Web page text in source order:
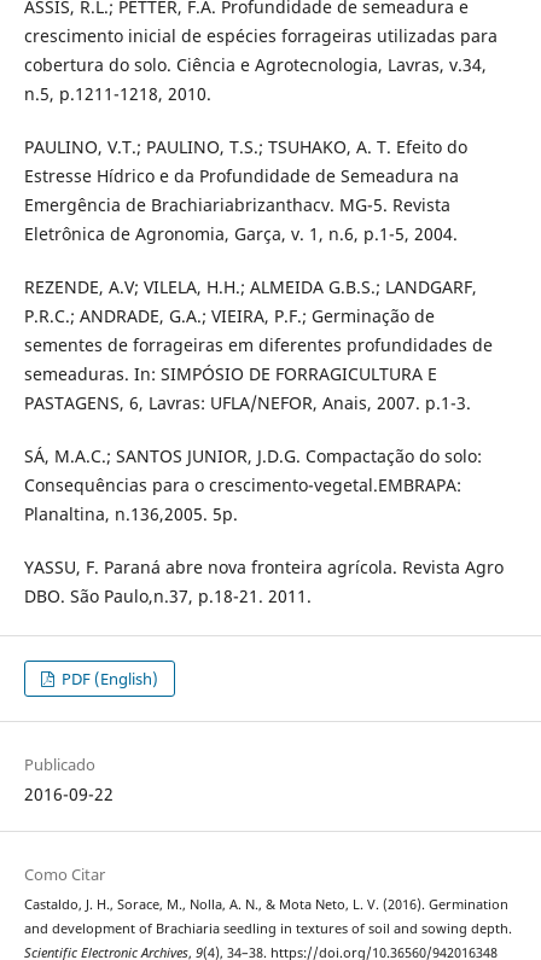
ASSIS, R.L.; PETTER, F.A. Profundidade de semeadura e
crescimento inicial de espécies forrageiras utilizadas para
cobertura do solo. Ciência e Agrotecnologia, Lavras, v.34,
n.5, p.1211-1218, 2010.
PAULINO, V.T.; PAULINO, T.S.; TSUHAKO, A. T. Efeito do
Estresse Hídrico e da Profundidade de Semeadura na
Emergência de Brachiariabrizanthacv. MG-5. Revista
Eletrônica de Agronomia, Garça, v. 1, n.6, p.1-5, 2004.
REZENDE, A.V; VILELA, H.H.; ALMEIDA G.B.S.; LANDGARF,
P.R.C.; ANDRADE, G.A.; VIEIRA, P.F.; Germinação de
sementes de forrageiras em diferentes profundidades de
semeaduras. In: SIMPÓSIO DE FORRAGICULTURA E
PASTAGENS, 6, Lavras: UFLA/NEFOR, Anais, 2007. p.1-3.
SÁ, M.A.C.; SANTOS JUNIOR, J.D.G. Compactação do solo:
Consequências para o crescimento-vegetal.EMBRAPA:
Planaltina, n.136,2005. 5p.
YASSU, F. Paraná abre nova fronteira agrícola. Revista Agro
DBO. São Paulo,n.37, p.18-21. 2011.
PDF (English)
Publicado
2016-09-22
Como Citar
Castaldo, J. H., Sorace, M., Nolla, A. N., & Mota Neto, L. V. (2016). Germination
and development of Brachiaria seedling in textures of soil and sowing depth.
Scientific Electronic Archives, 9(4), 34–38. https://doi.org/10.36560/942016348